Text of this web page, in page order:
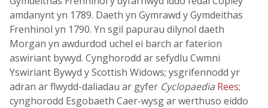
amdanynt yn 1789. Daeth yn Gymrawd y Gymdeithas
Frenhinol yn 1790. Yn sgil papurau dilynol daeth
Morgan yn awdurdod uchel ei barch ar faterion
aswiriant bywyd. Cynghorodd ar sefydlu Cwmni
Yswiriant Bywyd y Scottish Widows; ysgrifennodd yr
adran ar flwydd-daliadau ar gyfer Cyclopaedia Rees;
cynghorodd Esgobaeth Caer-wysg ar werthuso eiddo